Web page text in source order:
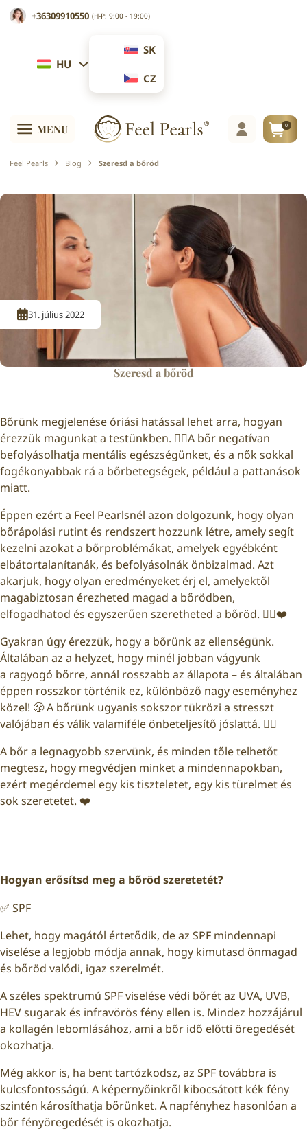
+36309910550 (H-P: 9:00 - 19:00)
HU
SK
CZ
MENU 0
Feel Pearls Blog Szeresd a bőröd
31. július 2022
Szeresd a bőröd
Bőrünk megjelenése óriási hatással lehet arra, hogyan
érezzük magunkat a testünkben. 🚶‍♀️A bőr negatívan
befolyásolhatja mentális egészségünket, és a nők sokkal
fogékonyabbak rá a bőrbetegségek, például a pattanások
miatt.
Éppen ezért a Feel Pearlsnél azon dolgozunk, hogy olyan
bőrápolási rutint és rendszert hozzunk létre, amely segít
kezelni azokat a bőrproblémákat, amelyek egyébként
elbátortalanítanák, és befolyásolnák önbizalmad. Azt
akarjuk, hogy olyan eredményeket érj el, amelyektől
magabiztosan érezheted magad a bőrödben,
elfogadhatod és egyszerűen szeretheted a bőröd. 💁‍♀️❤️
Gyakran úgy érezzük, hogy a bőrünk az ellenségünk.
Általában az a helyzet, hogy minél jobban vágyunk
a ragyogó bőrre, annál rosszabb az állapota – és általában
éppen rosszkor történik ez, különböző nagy eseményhez
közel! 😤 A bőrünk ugyanis sokszor tükrözi a stresszt
valójában és válik valamiféle önbeteljesítő jóslattá. 🤷‍♀️
A bőr a legnagyobb szervünk, és minden tőle telhetőt
megtesz, hogy megvédjen minket a mindennapokban,
ezért megérdemel egy kis tiszteletet, egy kis türelmet és
sok szeretetet. ❤️
Hogyan erősítsd meg a bőröd szeretetét?
✅ SPF
Lehet, hogy magától értetődik, de az SPF mindennapi
viselése a legjobb módja annak, hogy kimutasd önmagad
és bőröd valódi, igaz szerelmét.
A széles spektrumú SPF viselése védi bőrét az UVA, UVB,
HEV sugarak és infravörös fény ellen is. Mindez hozzájárul
a kollagén lebomlásához, ami a bőr idő előtti öregedését
okozhatja.
Még akkor is, ha bent tartózkodsz, az SPF továbbra is
kulcsfontosságú. A képernyőinkről kibocsátott kék fény
szintén károsíthatja bőrünket. A napfényhez hasonlóan a
bőr fényöregedését is okozhatja.